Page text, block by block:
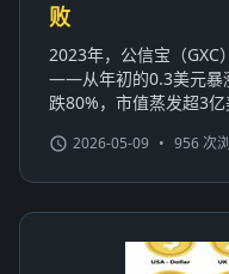
败
2023年，公信宝（GXC
——从年初的0.3美元暴
跌80%，市值蒸发超3
2026-05-09 • 956 次